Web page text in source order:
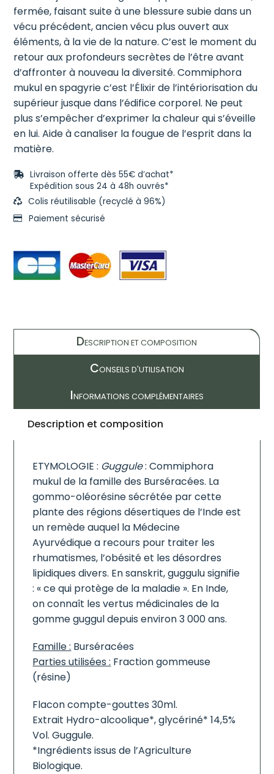
fermée, faisant suite à une blessure subie dans un
vécu précédent, ancien vécu plus ouvert aux
éléments, à la vie de la nature. C’est le moment du
retour aux profondeurs secrètes de l’être avant
d’affronter à nouveau la diversité. Commiphora
mukul en spagyrie c’est l’Élixir de l’intériorisation du
supérieur jusque dans l’édifice corporel. Ne peut
plus s’empêcher d’exprimer la chaleur qui s’éveille
en lui. Aide à canaliser la fougue de l’esprit dans la
matière.
Livraison offerte dès 55€ d’achat*
Expédition sous 24 à 48h ouvrés*
Colis réutilisable (recyclé à 96%)
Paiement sécurisé
DESCRIPTION ET COMPOSITION
CONSEILS D'UTILISATION
INFORMATIONS COMPLÉMENTAIRES
Description et composition
ETYMOLOGIE : Guggule: Commiphora
mukul de la famille des Burséracées. La
gommo-oléorésine sécrétée par cette
plante des régions désertiques de l’Inde est
un remède auquel la Médecine
Ayurvédique a recours pour traiter les
rhumatismes, l’obésité et les désordres
lipidiques divers. En sanskrit, guggulu signifie
: « ce qui protège de la maladie ». En Inde,
on connaît les vertus médicinales de la
gomme guggul depuis environ 3 000 ans.
Famille : Burséracées
Parties utilisées : Fraction gommeuse
(résine)
Flacon compte-gouttes 30ml.
Extrait Hydro-alcoolique*, glycériné* 14,5%
Vol. Guggule.
*Ingrédients issus de l’Agriculture
Biologique.